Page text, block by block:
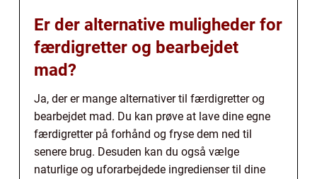
Er der alternative muligheder for
færdigretter og bearbejdet
mad?
Ja, der er mange alternativer til færdigretter og
bearbejdet mad. Du kan prøve at lave dine egne
færdigretter på forhånd og fryse dem ned til
senere brug. Desuden kan du også vælge
naturlige og uforarbejdede ingredienser til dine